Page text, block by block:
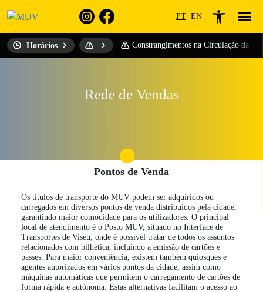
PT EN
Horários Constrangimentos na Circulação da
Rede de Vendas
Pontos de Venda
Os títulos de transporte do MUV podem ser adquiridos ou
carregados em diversos pontos de venda distribuídos pela cidade,
garantindo maior comodidade para os utilizadores. O principal
local de atendimento é o Posto MUV, situado no Interface de
Transportes de Viseu, onde é possível tratar de todos os assuntos
relacionados com bilhética, incluindo a emissão de cartões e
passes. Para maior conveniência, existem também quiosques e
agentes autorizados em vários pontos da cidade, assim como
máquinas automáticas que permitem o carregamento de cartões de
forma rápida e autónoma. Estas alternativas facilitam o acesso ao